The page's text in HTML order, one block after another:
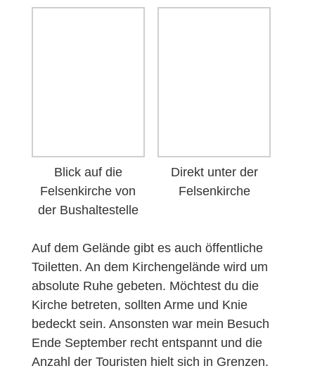
Blick auf die
Felsenkirche von
der Bushaltestelle
Direkt unter der
Felsenkirche
Auf dem Gelände gibt es auch öffentliche
Toiletten. An dem Kirchengelände wird um
absolute Ruhe gebeten. Möchtest du die
Kirche betreten, sollten Arme und Knie
bedeckt sein. Ansonsten war mein Besuch
Ende September recht entspannt und die
Anzahl der Touristen hielt sich in Grenzen.